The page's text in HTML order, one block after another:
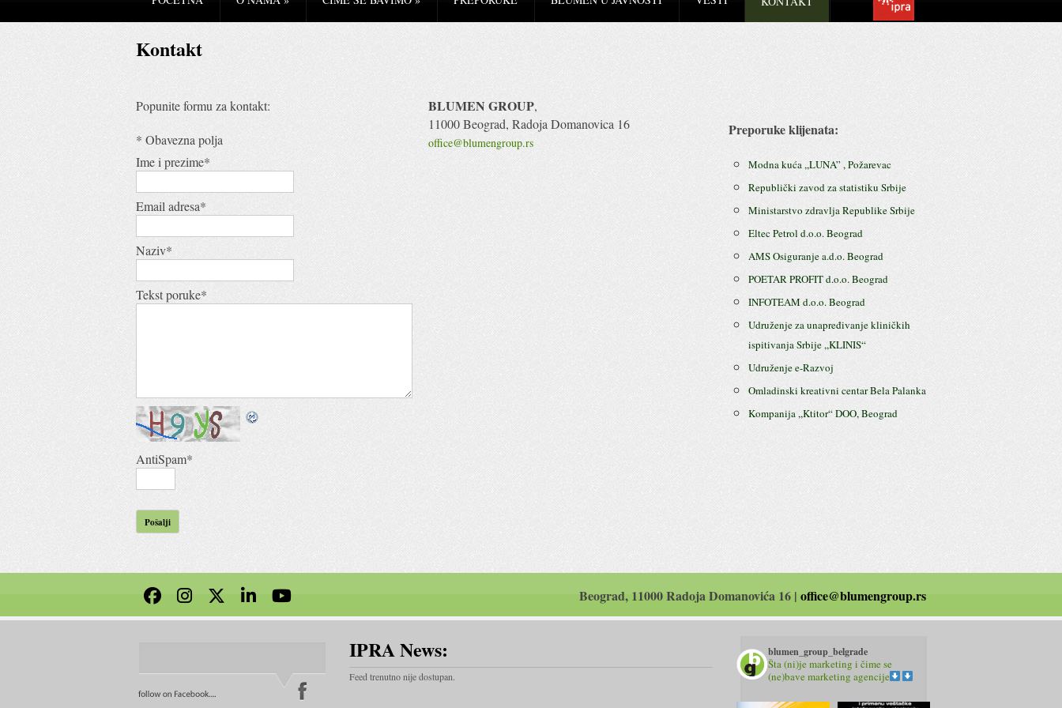
Kontakt
Popunite formu za kontakt:
* Obavezna polja
Ime i prezime*
Email adresa*
Naziv*
Tekst poruke*
AntiSpam*
BLUMEN GROUP,
11000 Beograd, Radoja Domanovica 16
office@blumengroup.rs
Preporuke klijenata:
Modna kuća ,,LUNA” , Požarevac
Republički zavod za statistiku Srbije
Ministarstvo zdravlja Republike Srbije
Eltec Petrol d.o.o. Beograd
AMS Osiguranje a.d.o. Beograd
POETAR PROFIT d.o.o. Beograd
INFOTEAM d.o.o. Beograd
Udruženje za unapređivanje kliničkih
ispitivanja Srbije ,,KLINIS“
Udruženje e-Razvoj
Omladinski kreativni centar Bela Palanka
Kompanija ,,Ktitor“ DOO, Beograd
Beograd, 11000 Radoja Domanovića 16 | office@blumengroup.rs
IPRA News:
Feed trenutno nije dostupan.
blumen_group_belgrade
Šta (ni)je marketing i čime se
(ne)bave marketing agencije